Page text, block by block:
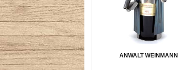
ANWALT WEINMANN